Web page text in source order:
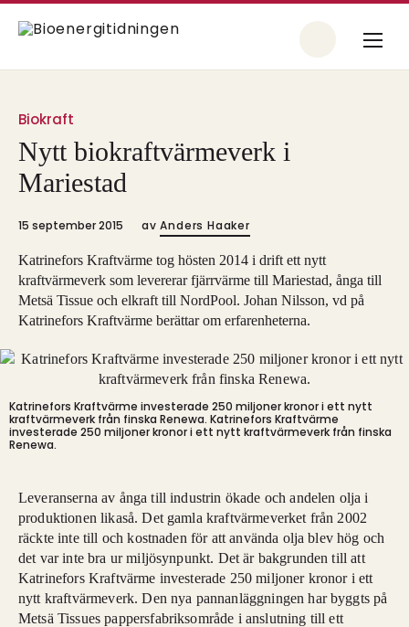
Biokraft
Nytt biokraftvärmeverk i
Mariestad
15 september 2015 av Anders Haaker
Katrinefors Kraftvärme tog hösten 2014 i drift ett nytt
kraftvärmeverk som levererar fjärrvärme till Mariestad, ånga till
Metsä Tissue och elkraft till NordPool. Johan Nilsson, vd på
Katrinefors Kraftvärme berättar om erfarenheterna.
Katrinefors Kraftvärme investerade 250 miljoner kronor i ett nytt
kraftvärmeverk från finska Renewa. Katrinefors Kraftvärme
investerade 250 miljoner kronor i ett nytt kraftvärmeverk från finska
Renewa.
Leveranserna av ånga till industrin ökade och andelen olja i
produktionen likaså. Det gamla kraftvärmeverket från 2002
räckte inte till och kostnaden för att använda olja blev hög och
det var inte bra ur miljösynpunkt. Det är bakgrunden till att
Katrinefors Kraftvärme investerade 250 miljoner kronor i ett
nytt kraftvärmeverk. Den nya pannanläggningen har byggts på
Metsä Tissues pappersfabriksområde i anslutning till ett